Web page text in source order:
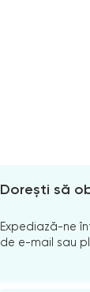
Dorești să
Expediază-ne
de e-mail sau